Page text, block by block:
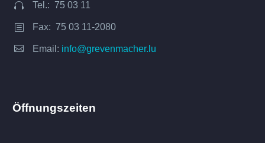

 Tel.: 75 03 11
b
b Fax: 75 03 11-2080

 Email: info@grevenmacher.lu
Öffnungszeiten